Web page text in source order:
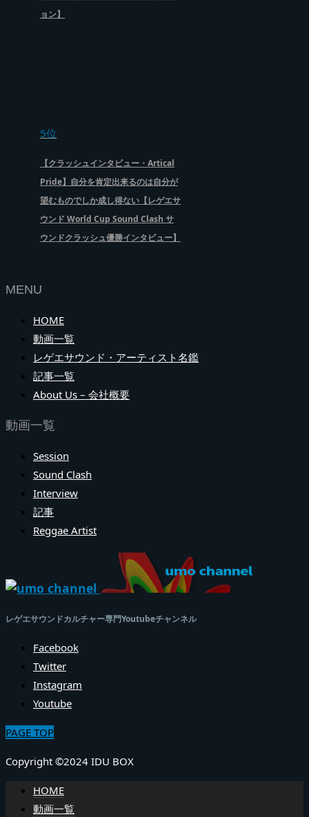
ョン】
5位
【クラッシュインタビュー・Artical
Pride】自分を肯定出来るのは自分が
望むものでしか成し得ない【レゲエサ
ウンド World Cup Sound Clash サ
ウンドクラッシュ優勝インタビュー】
MENU
HOME
動画一覧
レゲエサウンド・アーティスト名鑑
記事一覧
About Us – 会社概要
動画一覧
Session
Sound Clash
Interview
記事
Reggae Artist
レゲエサウンドカルチャー専門Youtubeチャンネル
Facebook
Twitter
Instagram
Youtube
PAGE TOP
Copyright ©2024 IDU BOX
HOME
動画一覧